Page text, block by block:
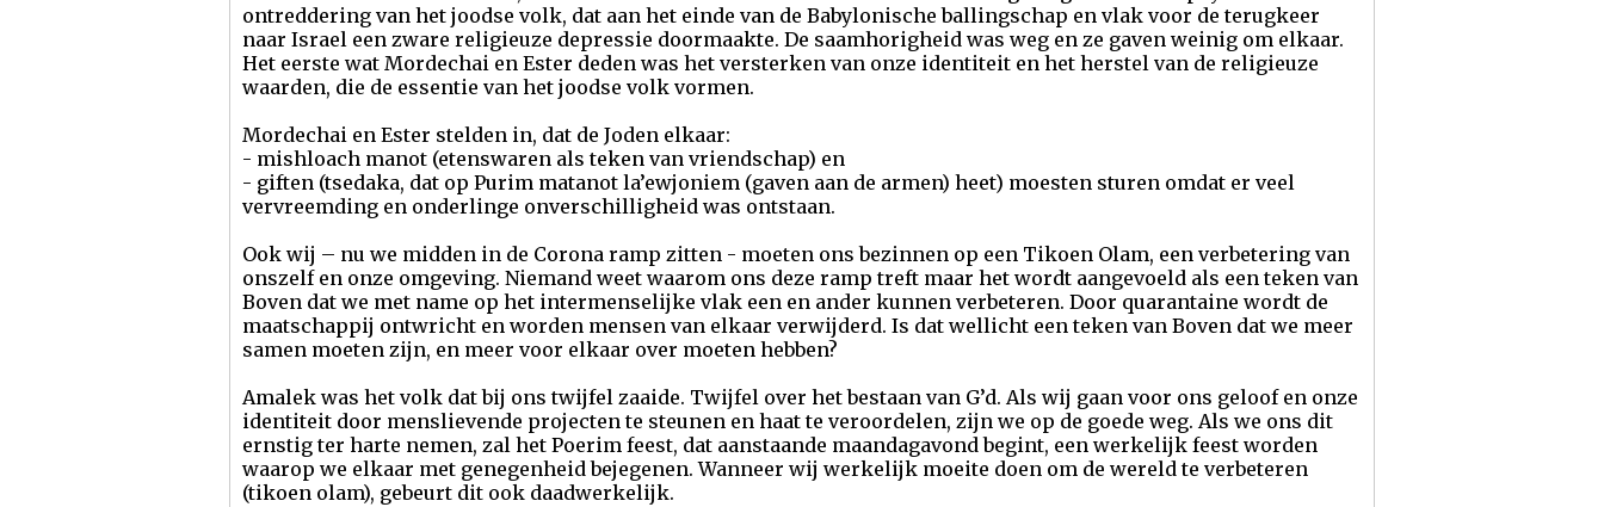
ontreddering van het joodse volk, dat aan het einde van de Babylonische ballingschap en vlak voor de terugkeer
naar Israel een zware religieuze depressie doormaakte. De saamhorigheid was weg en ze gaven weinig om elkaar.
Het eerste wat Mordechai en Ester deden was het versterken van onze identiteit en het herstel van de religieuze
waarden, die de essentie van het joodse volk vormen.
Mordechai en Ester stelden in, dat de Joden elkaar:
- mishloach manot (etenswaren als teken van vriendschap) en
- giften (tsedaka, dat op Purim matanot la’ewjoniem (gaven aan de armen) heet) moesten sturen omdat er veel
vervreemding en onderlinge onverschilligheid was ontstaan.
Ook wij – nu we midden in de Corona ramp zitten - moeten ons bezinnen op een Tikoen Olam, een verbetering van
onszelf en onze omgeving. Niemand weet waarom ons deze ramp treft maar het wordt aangevoeld als een teken van
Boven dat we met name op het intermenselijke vlak een en ander kunnen verbeteren. Door quarantaine wordt de
maatschappij ontwricht en worden mensen van elkaar verwijderd. Is dat wellicht een teken van Boven dat we meer
samen moeten zijn, en meer voor elkaar over moeten hebben?
Amalek was het volk dat bij ons twijfel zaaide. Twijfel over het bestaan van G’d. Als wij gaan voor ons geloof en onze
identiteit door menslievende projecten te steunen en haat te veroordelen, zijn we op de goede weg. Als we ons dit
ernstig ter harte nemen, zal het Poerim feest, dat aanstaande maandagavond begint, een werkelijk feest worden
waarop we elkaar met genegenheid bejegenen. Wanneer wij werkelijk moeite doen om de wereld te verbeteren
(tikoen olam), gebeurt dit ook daadwerkelijk.